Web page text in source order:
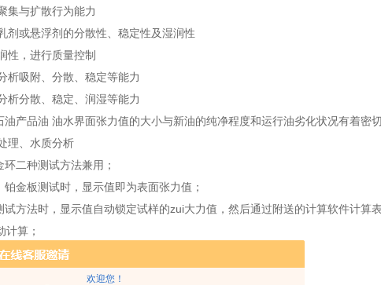
欢迎您！
集与扩散行为能力
剂或悬浮剂的分散性、稳定性及湿润性
性，进行质量控制
析吸附、分散、稳定等能力
析分散、稳定、润湿等能力
油产品油 油水界面张力值的大小与新油的纯净程度和运行油劣化状况有着密
理、水质分析
二种测试方法兼用；
铂金板测试时，显示值即为表面张力值；
试方法时，显示值自动锁定试样的zui大力值，然后通过附送的计算软件计算
计算；
免人为操作误差；
键完成，归零准确迅速；